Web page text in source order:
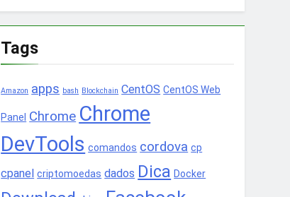
Tags
Amazon apps bash Blockchain CentOS CentOS Web
Panel Chrome Chrome
DevTools comandos cordova cp
cpanel criptomoedas dados Dica Docker